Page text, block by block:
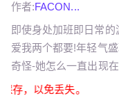
作者:FACON...
即使身处加班即日常
爱我两个都要!年轻气
奇怪-她怎么一直出现在
存，以免丢失。